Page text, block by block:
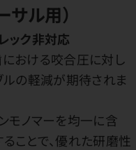
ル用）
ック非対応
おける咬合圧に対し
ルの軽減が期待されま
モノマーを均一に含
ことで、優れた研磨性